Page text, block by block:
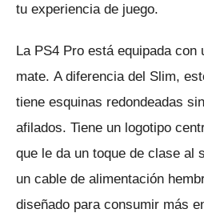
tu experiencia de juego.
La PS4 Pro está equipada con
mate. A diferencia del Slim,
tiene esquinas redondeadas
afilados. Tiene un logotipo
que le da un toque de clase al
un cable de alimentación
diseñado para consumir más